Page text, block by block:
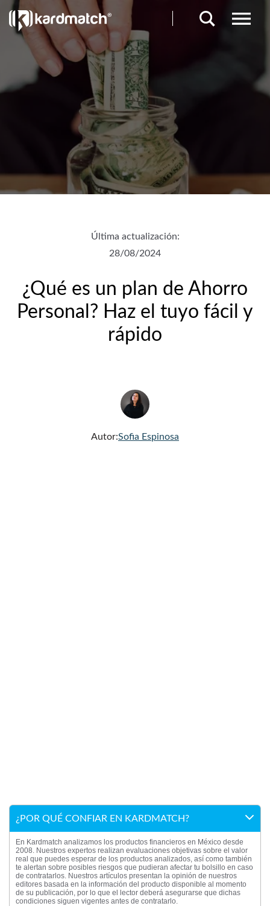
Última actualización:
28/08/2024
¿Qué es un plan de Ahorro
Personal? Haz el tuyo fácil y
rápido
Autor:Sofia Espinosa
¿POR QUÉ CONFIAR EN KARDMATCH?
En Kardmatch analizamos los productos financieros en México desde
2008. Nuestros expertos realizan evaluaciones objetivas sobre el valor
real que puedes esperar de los productos analizados, así como también
te alertan sobre posibles riesgos que pudieran afectar tu bolsillo en caso
de contratarlos. Nuestros artículos presentan la opinión de nuestros
editores basada en la información del producto disponible al momento
de su publicación, por lo que el lector deberá asegurarse que dichas
condiciones siguen vigentes antes de contratarlo.